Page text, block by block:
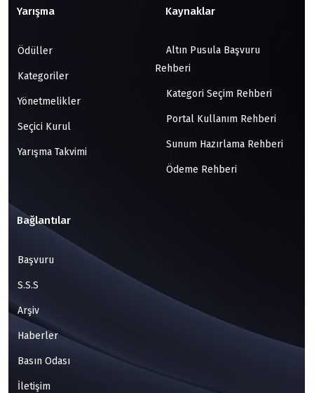
Yarışma
Ödüller
Kategoriler
Yönetmelikler
Seçici Kurul
Yarışma Takvimi
Kaynaklar
Altın Pusula Başvuru
Rehberi
Kategori Seçim Rehberi
Portal Kullanım Rehberi
Sunum Hazırlama Rehberi
Ödeme Rehberi
Bağlantılar
Başvuru
S.S.S
Arşiv
Haberler
Basın Odası
İletişim